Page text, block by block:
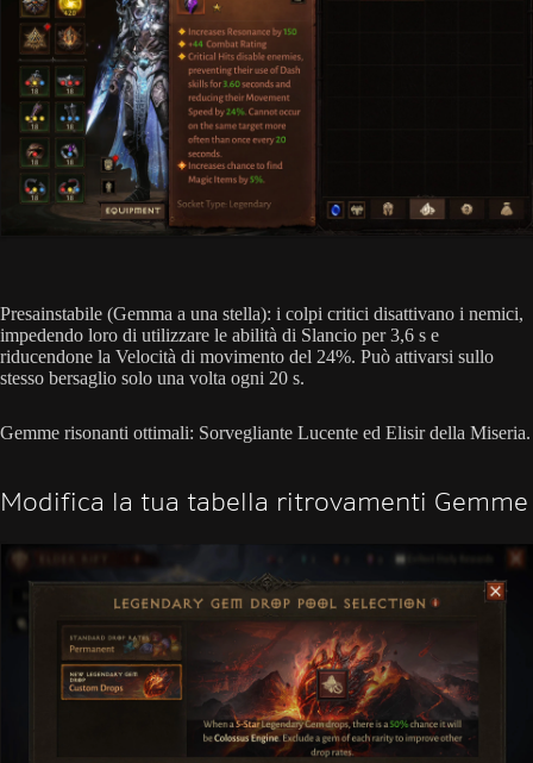
Presainstabile (Gemma a una stella): i colpi critici disattivano i nemici,
impedendo loro di utilizzare le abilità di Slancio per 3,6 s e
riducendone la Velocità di movimento del 24%. Può attivarsi sullo
stesso bersaglio solo una volta ogni 20 s.
Gemme risonanti ottimali: Sorvegliante Lucente ed Elisir della Miseria.
Modifica la tua tabella ritrovamenti Gemme